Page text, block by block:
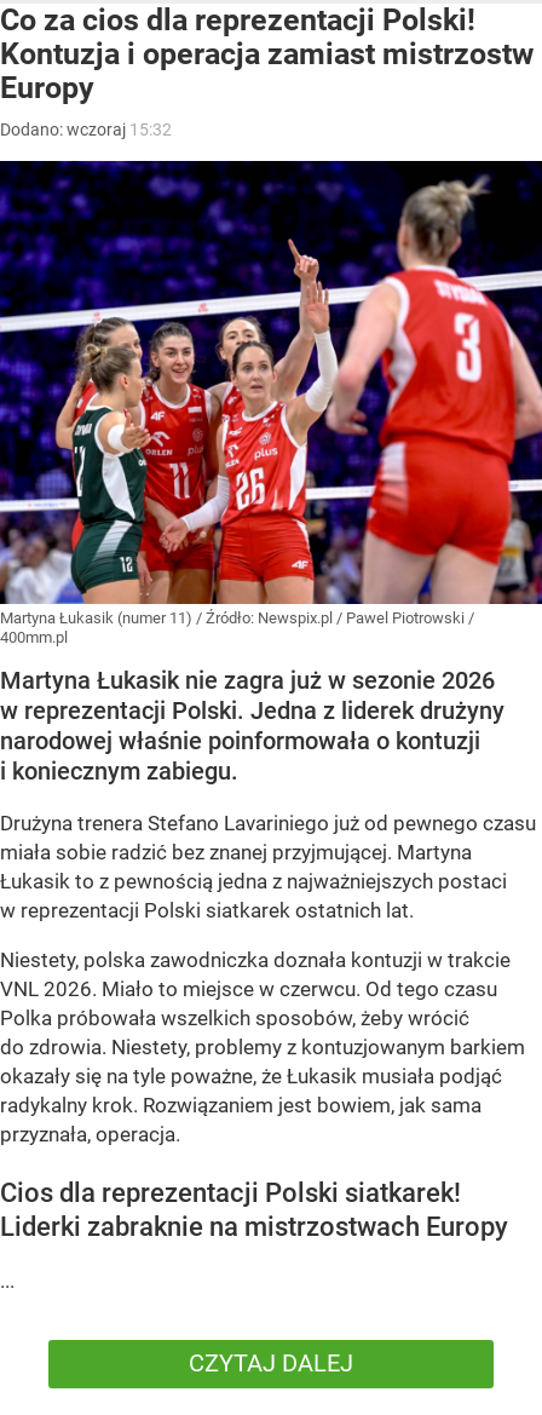
Co za cios dla reprezentacji Polski!
Kontuzja i operacja zamiast mistrzostw
Europy
Dodano:wczoraj 15:32
Martyna Łukasik (numer 11) / Źródło: Newspix.pl / Pawel Piotrowski /
400mm.pl
Martyna Łukasik nie zagra już w sezonie 2026
w reprezentacji Polski. Jedna z liderek drużyny
narodowej właśnie poinformowała o kontuzji
i koniecznym zabiegu.
Drużyna trenera Stefano Lavariniego już od pewnego czasu
miała sobie radzić bez znanej przyjmującej. Martyna
Łukasik to z pewnością jedna z najważniejszych postaci
w reprezentacji Polski siatkarek ostatnich lat.
Niestety, polska zawodniczka doznała kontuzji w trakcie
VNL 2026. Miało to miejsce w czerwcu. Od tego czasu
Polka próbowała wszelkich sposobów, żeby wrócić
do zdrowia. Niestety, problemy z kontuzjowanym barkiem
okazały się na tyle poważne, że Łukasik musiała podjąć
radykalny krok. Rozwiązaniem jest bowiem, jak sama
przyznała, operacja.
Cios dla reprezentacji Polski siatkarek!
Liderki zabraknie na mistrzostwach Europy
...
CZYTAJ DALEJ